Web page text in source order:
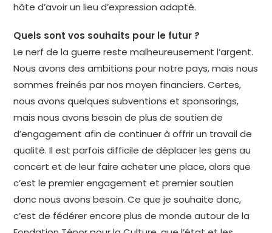
hâte d’avoir un lieu d’expression adapté.
Quels sont vos souhaits pour le futur ?
Le nerf de la guerre reste malheureusement l’argent.
Nous avons des ambitions pour notre pays, mais nous
sommes freinés par nos moyen financiers. Certes,
nous avons quelques subventions et sponsorings,
mais nous avons besoin de plus de soutien de
d’engagement afin de continuer à offrir un travail de
qualité. Il est parfois difficile de déplacer les gens au
concert et de leur faire acheter une place, alors que
c’est le premier engagement et premier soutien
donc nous avons besoin. Ce que je souhaite donc,
c’est de fédérer encore plus de monde autour de la